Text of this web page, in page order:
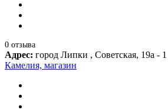
0 отзыва
Адрес: город Липки , Советская, 19а -
Камелия, магазин